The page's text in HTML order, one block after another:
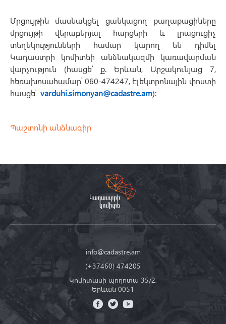
Մրցույթին մասնակցել ցանկացող քաղաքացիները
մրցույթի վերաբերյալ հարցերի և լրացուցիչ
տեղեկությունների համար կարող են դիմել
Կադաստրի կոմիտեի անձնակազմի կառավարման
վարչություն (հասցե՝ ք. Երևան, Արշակունյաց 7,
հեռախոսահամար՝ 060-474247, էլեկտրոնային փոստի
հասցե՝ varduhi.simonyan@cadastre.am):
Պաշտոնի անձնագիր
info@cadastre.am
(+37460) 474205
Կոմիտասի պողոտա 35/2,
Երևան 0051